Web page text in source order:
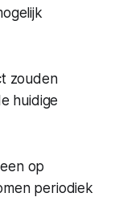
zouden
huidige
op
periodiek